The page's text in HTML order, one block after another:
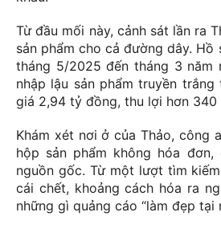
Từ đầu mối này, cảnh sát lần ra
sản phẩm cho cả đường dây.
tháng 5/2025 đến tháng 3 năm
nhập lậu sản phẩm truyền
giá 2,94 tỷ đồng, thu lợi hơn 340
Khám xét nơi ở của Thảo, công
hộp sản phẩm không hóa
nguồn gốc. Từ một lượt tìm
cái chết, khoảng cách hóa ra
những gì quảng cáo “làm đẹp tại